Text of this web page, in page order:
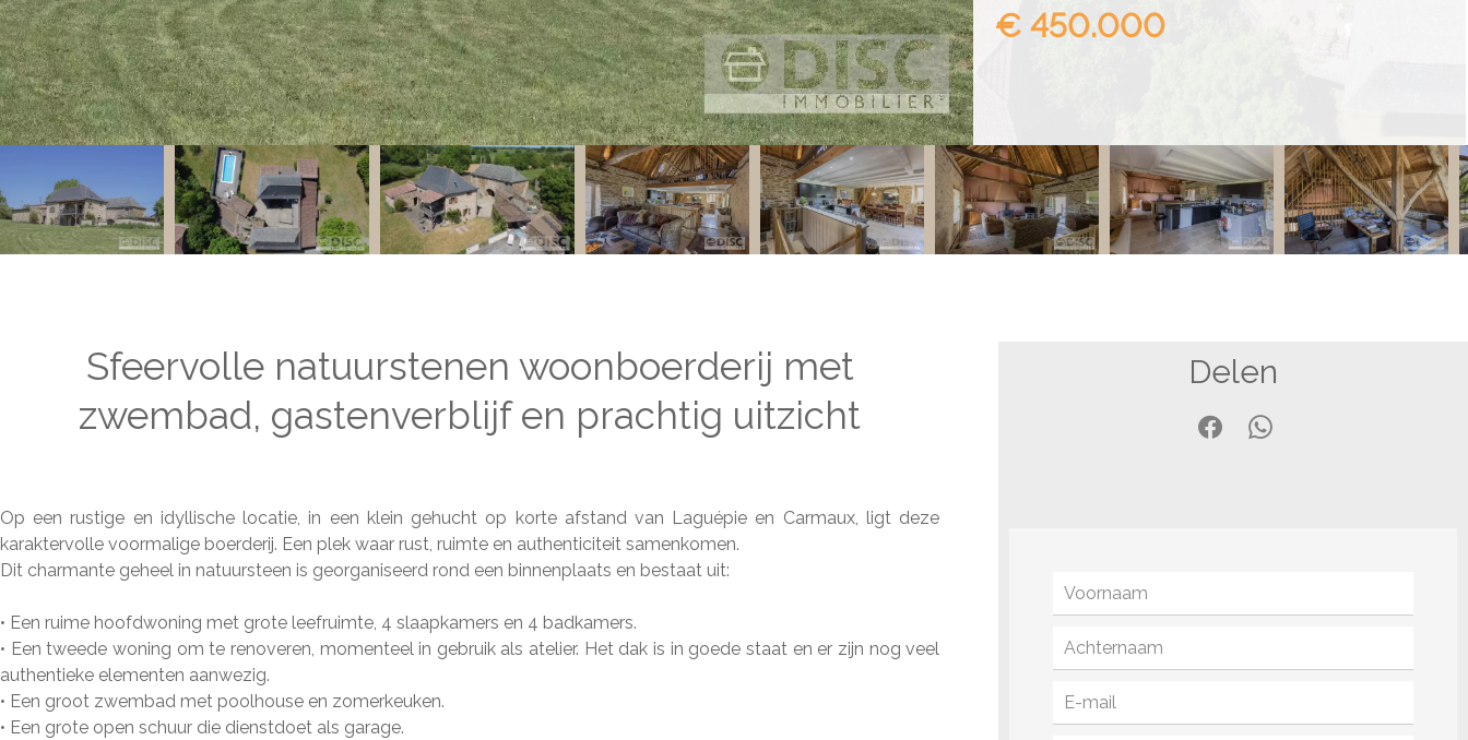
€ 450.000
Sfeervolle natuurstenen woonboerderij met
zwembad, gastenverblijf en prachtig uitzicht
Op een rustige en idyllische locatie, in een klein gehucht op korte afstand van Laguépie en Carmaux, ligt deze
karaktervolle voormalige boerderij. Een plek waar rust, ruimte en authenticiteit samenkomen.
Dit charmante geheel in natuursteen is georganiseerd rond een binnenplaats en bestaat uit:
• Een ruime hoofdwoning met grote leefruimte, 4 slaapkamers en 4 badkamers.
• Een tweede woning om te renoveren, momenteel in gebruik als atelier. Het dak is in goede staat en er zijn nog veel
authentieke elementen aanwezig.
• Een groot zwembad met poolhouse en zomerkeuken.
• Een grote open schuur die dienstdoet als garage.
Delen